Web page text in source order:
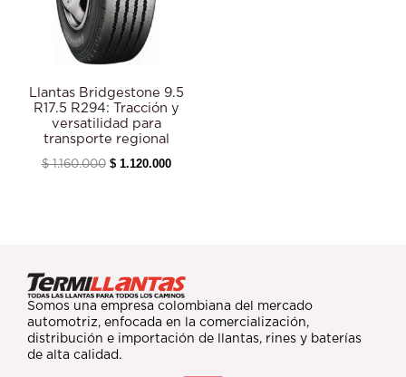
Llantas Bridgestone 9.5
R17.5 R294: Tracción y
versatilidad para
transporte regional
$1.160.000 $1.120.000
Somos una empresa colombiana del mercado
automotriz, enfocada en la comercialización,
distribución e importación de llantas, rines y baterías
de alta calidad.